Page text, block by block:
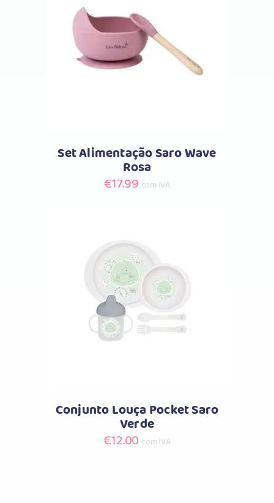
Comprar
Set Alimentação Saro Wave
Rosa
€17.99 com IVA
Comprar
Conjunto Louça Pocket Saro
Verde
€12.00 com IVA